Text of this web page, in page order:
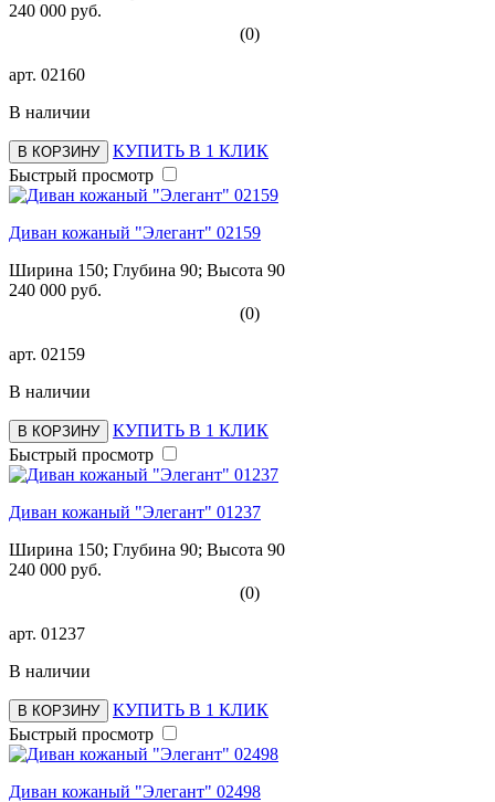
240 000 руб.
(0)
арт. 02160
В наличии
В КОРЗИНУ
КУПИТЬ В 1 КЛИК
Быстрый просмотр
Диван кожаный "Элегант" 02159
Ширина 150; Глубина 90; Высота 90
240 000 руб.
(0)
арт. 02159
В наличии
В КОРЗИНУ
КУПИТЬ В 1 КЛИК
Быстрый просмотр
Диван кожаный "Элегант" 01237
Ширина 150; Глубина 90; Высота 90
240 000 руб.
(0)
арт. 01237
В наличии
В КОРЗИНУ
КУПИТЬ В 1 КЛИК
Быстрый просмотр
Диван кожаный "Элегант" 02498